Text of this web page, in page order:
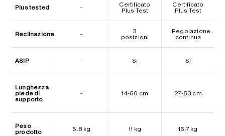
Plus tested -
Certificato
Plus Test
Certificato
Plus Test
Reclinazione -
3
posizioni
Regolazione
continua
ASIP - Sì Sì
Lunghezza
piede di
supporto
- 14-50 cm 27-53 cm
Peso
prodotto
5.8 kg 11 kg 16.7 kg